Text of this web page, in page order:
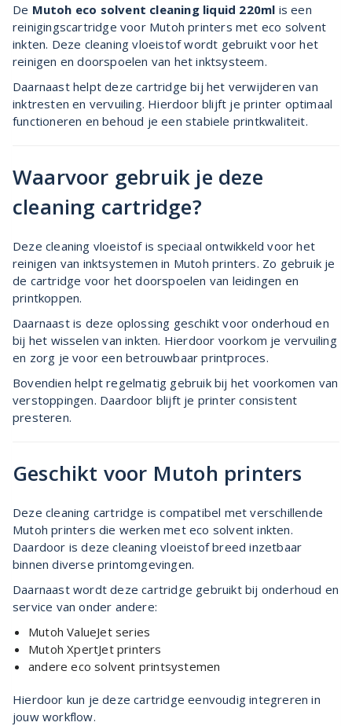
De Mutoh eco solvent cleaning liquid 220ml is een
reinigingscartridge voor Mutoh printers met eco solvent
inkten. Deze cleaning vloeistof wordt gebruikt voor het
reinigen en doorspoelen van het inktsysteem.
Daarnaast helpt deze cartridge bij het verwijderen van
inktresten en vervuiling. Hierdoor blijft je printer optimaal
functioneren en behoud je een stabiele printkwaliteit.
Waarvoor gebruik je deze
cleaning cartridge?
Deze cleaning vloeistof is speciaal ontwikkeld voor het
reinigen van inktsystemen in Mutoh printers. Zo gebruik je
de cartridge voor het doorspoelen van leidingen en
printkoppen.
Daarnaast is deze oplossing geschikt voor onderhoud en
bij het wisselen van inkten. Hierdoor voorkom je vervuiling
en zorg je voor een betrouwbaar printproces.
Bovendien helpt regelmatig gebruik bij het voorkomen van
verstoppingen. Daardoor blijft je printer consistent
presteren.
Geschikt voor Mutoh printers
Deze cleaning cartridge is compatibel met verschillende
Mutoh printers die werken met eco solvent inkten.
Daardoor is deze cleaning vloeistof breed inzetbaar
binnen diverse printomgevingen.
Daarnaast wordt deze cartridge gebruikt bij onderhoud en
service van onder andere:
Mutoh ValueJet series
Mutoh XpertJet printers
andere eco solvent printsystemen
Hierdoor kun je deze cartridge eenvoudig integreren in
jouw workflow.